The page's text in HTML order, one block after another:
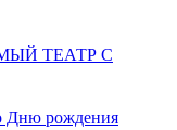
ТЕАТР С
рождения